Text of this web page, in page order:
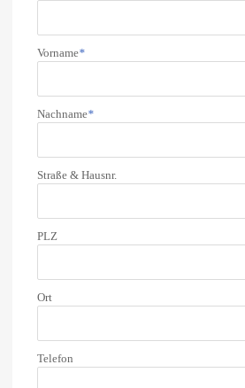
Vorname*
Nachname*
Straße & Hausnr.
PLZ
Ort
Telefon